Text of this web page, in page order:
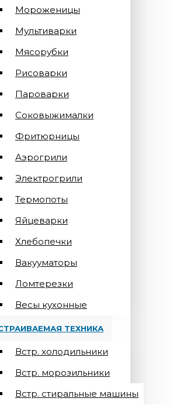
Мороженицы
Мультиварки
Мясорубки
Рисоварки
Пароварки
Соковыжималки
Фритюрницы
Аэрогрили
Электрогрили
Термопоты
Яйцеварки
Хлебопечки
Вакууматоры
Ломтерезки
Весы кухонные
ТЕХНИКА
Встр. холодильники
Встр. морозильники
Встр. стиральные машины